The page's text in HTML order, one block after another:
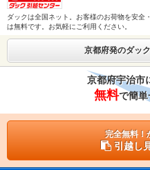
ダックは全国ネット。お客様のお荷物を安全
は無料です。お気軽にご利用ください。
京都府発のダッ
京都府宇治市
無料で簡単
完全無料！
引越し